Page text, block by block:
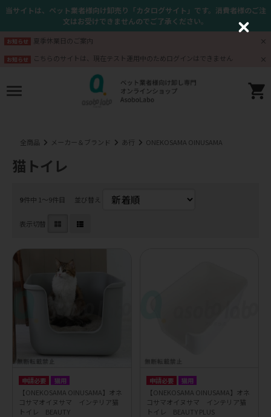
当サイトは、ペット業者様向け卸売り「カタログサイト」です。消費者様のご注
文はお受けできませんのでご了承ください。
お知らせ 夏季休業日のご案内
お知らせ こちらのサイトは、現在テスト運用中のためログインはできません
全商品 メーカー＆ブランド あ行 ONEKOSAMA OINUSAMA
猫トイレ
9件中 1〜9件目 並び替え
表示切替
申請必要 猫用
【ONEKOSAMA OINUSAMA】オネ
コサマオイヌサマ インテリア猫
トイレ BEAUTY
申請必要 猫用
【ONEKOSAMA OINUSAMA】オネ
コサマオイヌサマ インテリア猫
トイレ BEAUTY PLUS
C